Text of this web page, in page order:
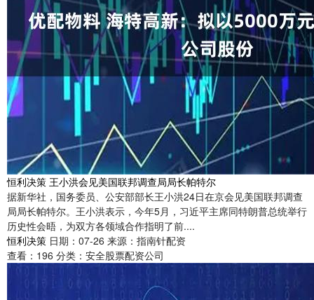
恒利决策 王小洪会见美国联邦调查局局长帕特尔
据新华社，国务委员、公安部部长王小洪24日在京会见美国联邦调查
局局长帕特尔。王小洪表示，今年5月，习近平主席同特朗普总统举行
历史性会晤，为双方各领域合作指明了前....
恒利决策 日期：07-26 来源：指南针配资
查看： 196 分类： 安全股票配资公司